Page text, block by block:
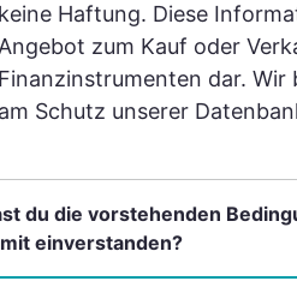
Einfach und
keine Haftung. Diese
Angebot zum Kauf oder
Finanzinstrumenten dar. Wir
am Schutz unserer
du die vorstehenden
einverstanden?